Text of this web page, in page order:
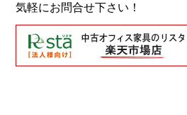
気軽にお問合せ下さい！